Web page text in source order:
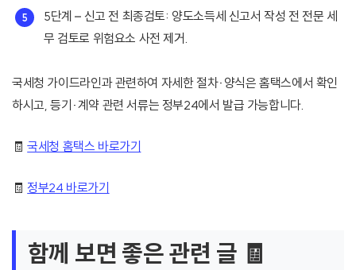
5단계 – 신고 전 최종검토: 양도소득세 신고서 작성 전 전문 세
무 검토로 위험요소 사전 제거.
국세청 가이드라인과 관련하여 자세한 절차·양식은 홈택스에서 확인
하시고, 등기·계약 관련 서류는 정부24에서 발급 가능합니다.
🧾국세청 홈택스 바로가기
🧾정부24 바로가기
함께 보면 좋은 관련 글 🧾